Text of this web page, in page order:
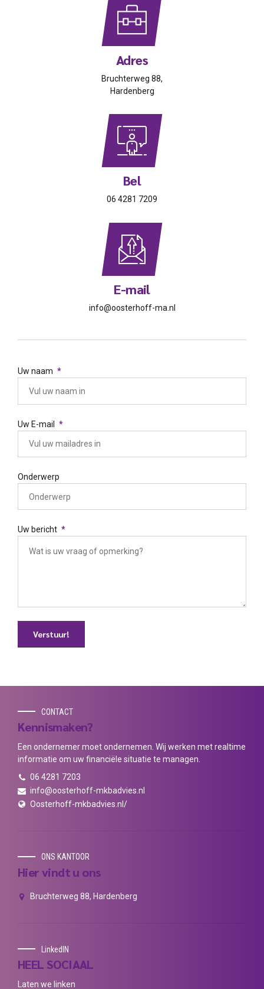
Adres
Bruchterweg 88,
Bel
E-mail
Uw naam
Uw E-mail
Onderwerp
Uw bericht
CONTACT
Kennismaken?
Een ondernemer moet ondernemen. Wij werken met realtime
informatie om uw financiële situatie te managen.
06 4281 7203
info@oosterhoff-mkbadvies.nl
ONS KANTOOR
Hier vindt u ons
LinkedIN
HEEL SOCIAAL